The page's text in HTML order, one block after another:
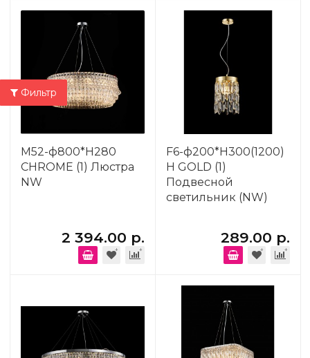
M52-ф800*H280
CHROME (1) Люстра
NW
2 394.00 р.
F6-ф200*H300(1200)
H GOLD (1)
Подвесной
светильник (NW)
289.00 р.
Фильтр